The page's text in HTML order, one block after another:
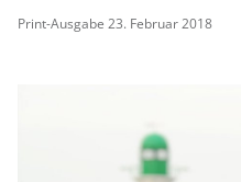
Print-Ausgabe 23. Februar 2018